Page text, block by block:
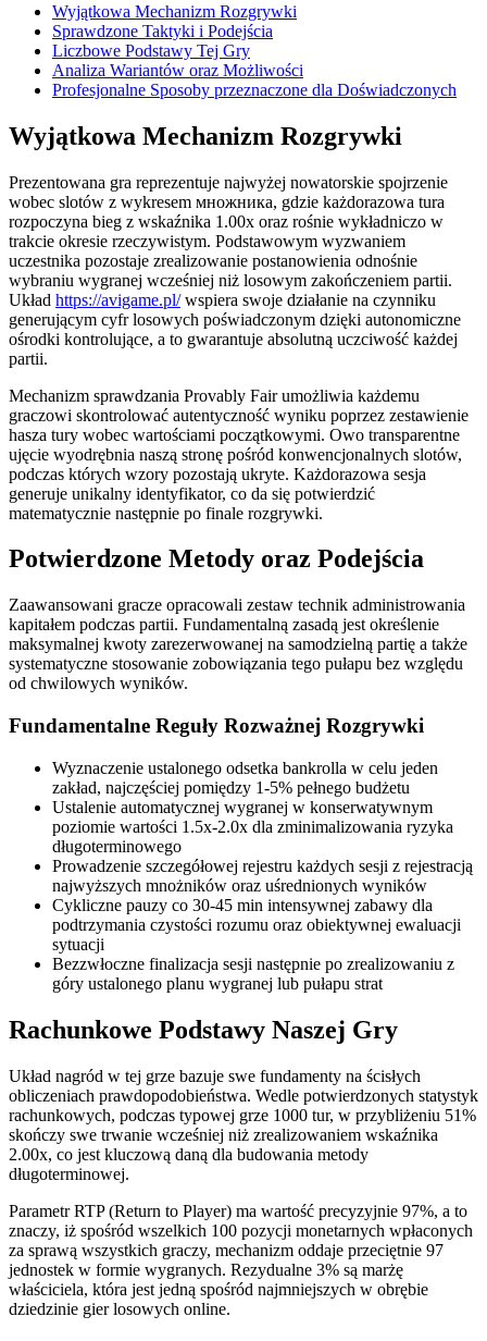
Wyjątkowa Mechanizm Rozgrywki
Sprawdzone Taktyki i Podejścia
Liczbowe Podstawy Tej Gry
Analiza Wariantów oraz Możliwości
Profesjonalne Sposoby przeznaczone dla Doświadczonych
Wyjątkowa Mechanizm Rozgrywki
Prezentowana gra reprezentuje najwyżej nowatorskie spojrzenie
wobec slotów z wykresem множника, gdzie każdorazowa tura
rozpoczyna bieg z wskaźnika 1.00x oraz rośnie wykładniczo w
trakcie okresie rzeczywistym. Podstawowym wyzwaniem
uczestnika pozostaje zrealizowanie postanowienia odnośnie
wybraniu wygranej wcześniej niż losowym zakończeniem partii.
Układ https://avigame.pl/wspiera swoje działanie na czynniku
generującym cyfr losowych poświadczonym dzięki autonomiczne
ośrodki kontrolujące, a to gwarantuje absolutną uczciwość każdej
partii.
Mechanizm sprawdzania Provably Fair umożliwia każdemu
graczowi skontrolować autentyczność wyniku poprzez zestawienie
hasza tury wobec wartościami początkowymi. Owo transparentne
ujęcie wyodrębnia naszą stronę pośród konwencjonalnych slotów,
podczas których wzory pozostają ukryte. Każdorazowa sesja
generuje unikalny identyfikator, co da się potwierdzić
matematycznie następnie po finale rozgrywki.
Potwierdzone Metody oraz Podejścia
Zaawansowani gracze opracowali zestaw technik administrowania
kapitałem podczas partii. Fundamentalną zasadą jest określenie
maksymalnej kwoty zarezerwowanej na samodzielną partię a także
systematyczne stosowanie zobowiązania tego pułapu bez względu
od chwilowych wyników.
Fundamentalne Reguły Rozważnej Rozgrywki
Wyznaczenie ustalonego odsetka bankrolla w celu jeden
zakład, najczęściej pomiędzy 1-5% pełnego budżetu
Ustalenie automatycznej wygranej w konserwatywnym
poziomie wartości 1.5x-2.0x dla zminimalizowania ryzyka
długoterminowego
Prowadzenie szczegółowej rejestru każdych sesji z rejestracją
najwyższych mnożników oraz uśrednionych wyników
Cykliczne pauzy co 30-45 min intensywnej zabawy dla
podtrzymania czystości rozumu oraz obiektywnej ewaluacji
sytuacji
Bezzwłoczne finalizacja sesji następnie po zrealizowaniu z
góry ustalonego planu wygranej lub pułapu strat
Rachunkowe Podstawy Naszej Gry
Układ nagród w tej grze bazuje swe fundamenty na ścisłych
obliczeniach prawdopodobieństwa. Wedle potwierdzonych statystyk
rachunkowych, podczas typowej grze 1000 tur, w przybliżeniu 51%
skończy swe trwanie wcześniej niż zrealizowaniem wskaźnika
2.00x, co jest kluczową daną dla budowania metody
długoterminowej.
Parametr RTP (Return to Player) ma wartość precyzyjnie 97%, a to
znaczy, iż spośród wszelkich 100 pozycji monetarnych wpłaconych
za sprawą wszystkich graczy, mechanizm oddaje przeciętnie 97
jednostek w formie wygranych. Rezydualne 3% są marżę
właściciela, która jest jedną spośród najmniejszych w obrębie
dziedzinie gier losowych online.